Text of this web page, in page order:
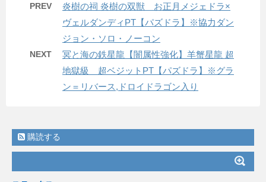
PREV
炎樹の祠 炎樹の双獣 お正月メジェドラ×
ヴェルダンディPT【パズドラ】※協力ダン
ジョン・ソロ・ノーコン
NEXT
冥と海の鉄星龍【闇属性強化】羊蟹星龍 超
地獄級 超ベジットPT【パズドラ】※グラ
ン＝リバース,ドロイドラゴン入り
購読する